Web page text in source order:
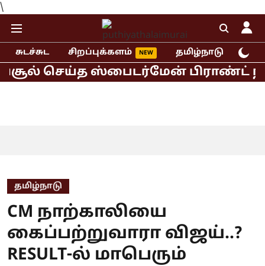
\
சுடச்சுட சிறப்புக்களம் தமிழ்நாடு
செய்த ஸ்பைடர்மேன் பிராண்ட் நியூ
தமிழ்நாடு
CM நாற்காலியை
கைப்பற்றுவாரா விஜய்..?
RESULT-ல் மாபெரும்